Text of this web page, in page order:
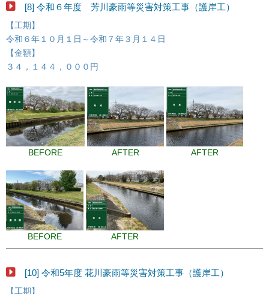
[8] 令和６年度 芳川豪雨等災害対策工事（護岸工）
【工期】
令和６年１０月１日～令和７年３月１４日
【金額】
３４，１４４，０００円
BEFORE AFTER AFTER
BEFORE AFTER
[10] 令和5年度 花川豪雨等災害対策工事（護岸工）
【工期】